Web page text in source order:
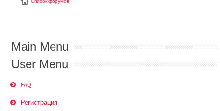
Список форумов
Main Menu
User Menu
FAQ
Регистрация